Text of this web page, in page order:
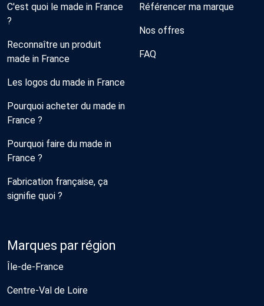
C'est quoi le made in France
?
Reconnaître un produit
made in France
Les logos du made in France
Pourquoi acheter du made in
France ?
Pourquoi faire du made in
France ?
Fabrication française, ça
signifie quoi ?
Référencer ma marque
Nos offres
FAQ
Marques par région
Île-de-France
Centre-Val de Loire